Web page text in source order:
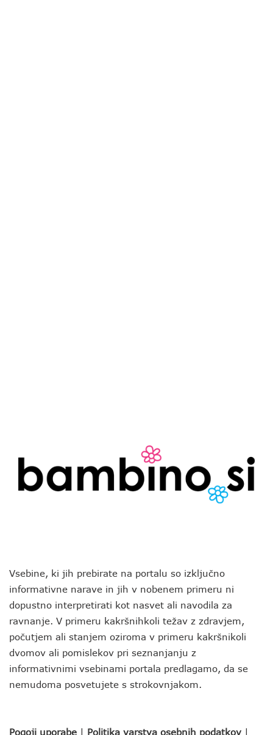
Vsebine, ki jih prebirate na portalu so izključno
informativne narave in jih v nobenem primeru ni
dopustno interpretirati kot nasvet ali navodila za
ravnanje. V primeru kakršnihkoli težav z zdravjem,
počutjem ali stanjem oziroma v primeru kakršnikoli
dvomov ali pomislekov pri seznanjanju z
informativnimi vsebinami portala predlagamo, da se
nemudoma posvetujete s strokovnjakom.
Pogoji uporabe | Politika varstva osebnih podatkov |